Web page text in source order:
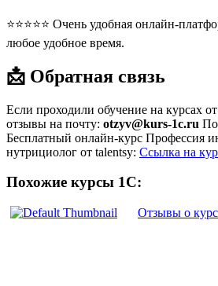
⭐⭐⭐⭐⭐ Очень удобная онлайн-
любое удобное время.
📩 Обратная связь
Если проходили обучение на курсах
отзывы на почту: otzyv@kurs-1c.ru
Бесплатный онлайн-курс Профессия
нутрициолог от talentsy: Ссылка на
Похожие курсы 1С:
Отзывы о